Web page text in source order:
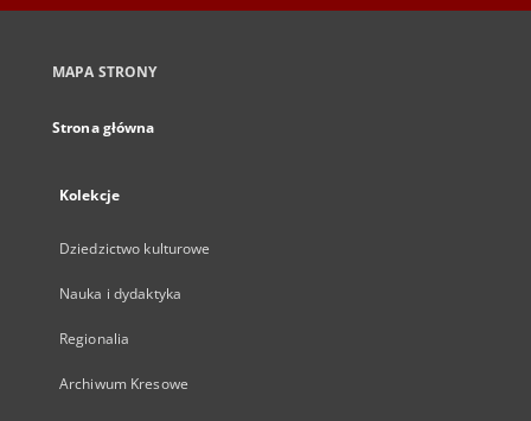
MAPA STRONY
Strona główna
Kolekcje
Dziedzictwo kulturowe
Nauka i dydaktyka
Regionalia
Archiwum Kresowe